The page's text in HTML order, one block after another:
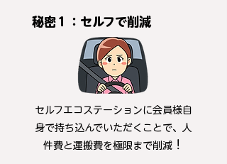
秘密１：セルフで削減
セルフエコステーションに会員様自
身で持ち込んでいただくことで、人
件費と運搬費を極限まで削減！